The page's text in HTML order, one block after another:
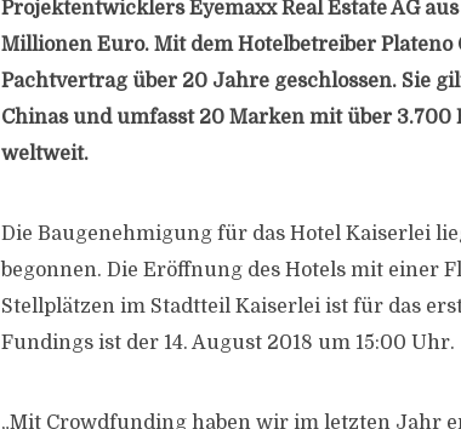
Projektentwicklers Eyemaxx Real Estate AG
Millionen Euro. Mit dem Hotelbetreiber
Pachtvertrag über 20 Jahre geschlossen. Sie
Chinas und umfasst 20 Marken mit über
weltweit.
Die Baugenehmigung für das Hotel Kaiserlei
begonnen. Die Eröffnung des Hotels mit einer
Stellplätzen im Stadtteil Kaiserlei ist für das
Fundings ist der 14. August 2018 um 15:00 Uhr.
„Mit Crowdfunding haben wir im letzten Jahr